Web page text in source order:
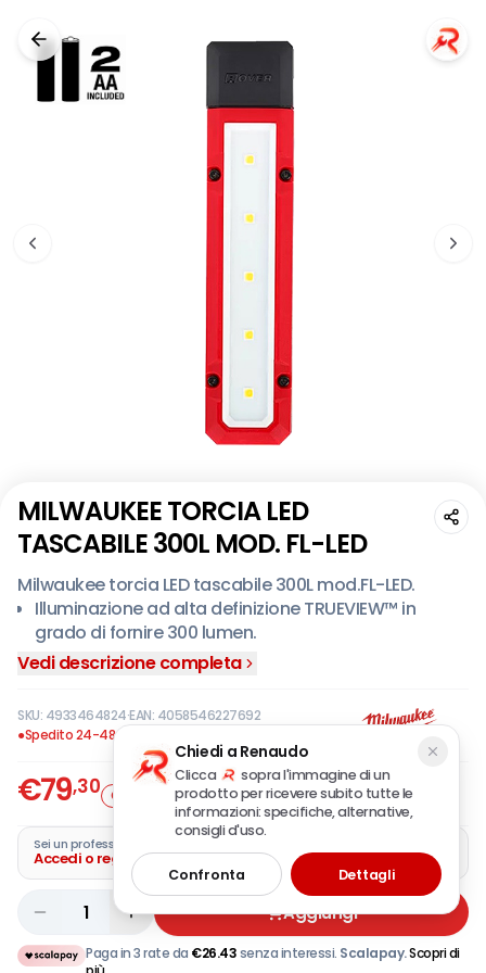
MILWAUKEE TORCIA LED
TASCABILE 300L MOD. FL-LED
Milwaukee torcia LED tascabile 300L mod.FL-LED.
Illuminazione ad alta definizione TRUEVIEW™ in
grado di fornire 300 lumen.
2 differenti modalità di illuminazione, dotata di
Dimensioni compatte.
Classe di protezione IP54.
Lente resistente ad impatti ed agenti chimici.
Funziona con 2 batterie tipo AA da 1,5V incluse.
Luce principale step 1: 300 lumen, autonomia circa
5h.
Luce principale step 2: 100 lumen, autonomia circa
16h.
Vedi descrizione completa
SKU: 4933464824·EAN: 4058546227692
●Spedito 24-48 ore
€79,30 Offerta IVA incl.
Sei un professionista?
Accedi o registra la tua azienda
1 Aggiungi
Paga in 3 rate da €26.43senza interessi. Scalapay.Scopri di
Chiedi a Renaudo
Clicca
sopra l'immagine di un
prodotto per ricevere subito tutte le
informazioni: specifiche, alternative,
consigli d'uso.
Confronta Dettagli